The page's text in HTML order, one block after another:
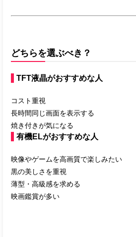
どちらを選ぶべき？
TFT液晶がおすすめな人
コスト重視
長時間同じ画面を表示する
焼き付きが気になる
有機ELがおすすめな人
映像やゲームを高画質で楽しみたい
黒の美しさを重視
薄型・高級感を求める
映画鑑賞が多い